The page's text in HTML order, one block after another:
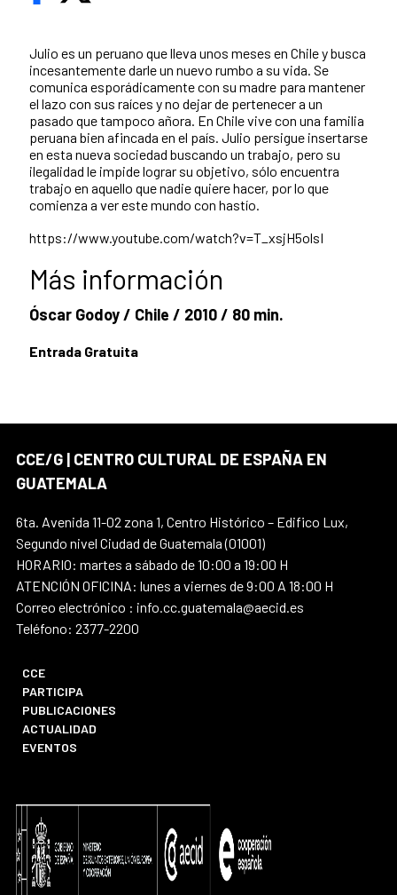
Julio es un peruano que lleva unos meses en Chile y busca
incesantemente darle un nuevo rumbo a su vida. Se
comunica esporádicamente con su madre para mantener
el lazo con sus raíces y no dejar de pertenecer a un
pasado que tampoco añora. En Chile vive con una familia
peruana bien afincada en el país. Julio persigue insertarse
en esta nueva sociedad buscando un trabajo, pero su
ilegalidad le impide lograr su objetivo, sólo encuentra
trabajo en aquello que nadie quiere hacer, por lo que
comienza a ver este mundo con hastío.
https://www.youtube.com/watch?v=T_xsjH5olsI
Más información
Óscar Godoy / Chile / 2010 / 80 min.
Entrada Gratuita
CCE/G | CENTRO CULTURAL DE ESPAÑA EN
GUATEMALA
6ta. Avenida 11-02 zona 1, Centro Histórico – Edifico Lux,
Segundo nivel Ciudad de Guatemala (01001)
HORARIO: martes a sábado de 10:00 a 19:00 H
ATENCIÓN OFICINA: lunes a viernes de 9:00 A 18:00 H
Correo electrónico : info.cc.guatemala@aecid.es
Teléfono: 2377-2200
CCE
PARTICIPA
PUBLICACIONES
ACTUALIDAD
EVENTOS